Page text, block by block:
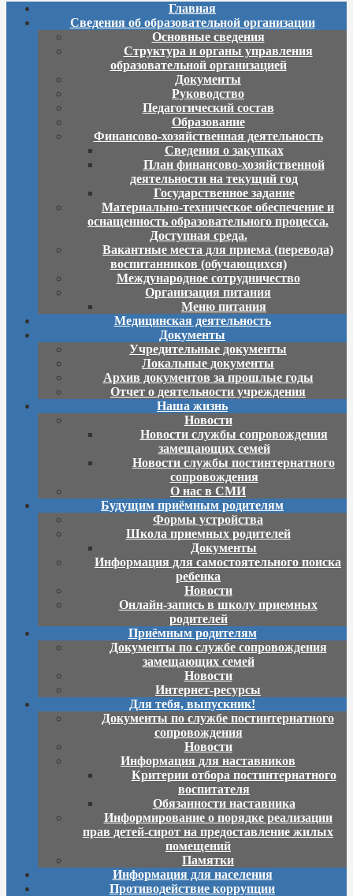
Главная
Сведения об образовательной организации
Основные сведения
Структура и органы управления
образовательной организацией
Документы
Руководство
Педагогический состав
Образование
Финансово-хозяйственная деятельность
Сведения о закупках
План финансово-хозяйственной
деятельности на текущий год
Государственное задание
Материально-техническое обеспечение и
оснащенность образовательного процесса.
Доступная среда.
Вакантные места для приема (перевода)
воспитанников (обучающихся)
Международное сотрудничество
Организация питания
Меню питания
Медицинская деятельность
Документы
Учредительные документы
Локальные документы
Архив документов за прошлые годы
Отчет о деятельности учреждения
Наша жизнь
Новости
Новости службы сопровождения
замещающих семей
Новости службы постинтернатного
сопровождения
О нас в СМИ
Будущим приёмным родителям
Формы устройства
Школа приемных родителей
Документы
Информация для самостоятельного поиска
ребенка
Новости
Онлайн-запись в школу приемных
родителей
Приёмным родителям
Документы по службе сопровождения
замещающих семей
Новости
Интернет-ресурсы
Для тебя, выпускник!
Документы по службе постинтернатного
сопровождения
Новости
Информация для наставников
Критерии отбора постинтернатного
воспитателя
Обязанности наставника
Информирование о порядке реализации
прав детей-сирот на предоставление жилых
помещений
Памятки
Информация для населения
Противодействие коррупции